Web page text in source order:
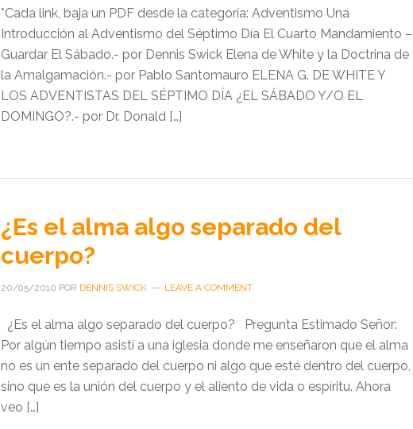
*Cada link, baja un PDF desde la categoría: Adventismo Una
Introducción al Adventismo del Séptimo Día El Cuarto Mandamiento –
Guardar El Sábado.- por Dennis Swick Elena de White y la Doctrina de
la Amalgamación.- por Pablo Santomauro ELENA G. DE WHITE Y
LOS ADVENTISTAS DEL SÉPTIMO DÍA ¿EL SÁBADO Y/O EL
DOMINGO?.- por Dr. Donald […]
¿Es el alma algo separado del
cuerpo?
20/05/2010 POR DENNIS SWICK LEAVE A COMMENT
¿Es el alma algo separado del cuerpo? Pregunta Estimado Señor:
Por algún tiempo asistí a una iglesia donde me enseñaron que el alma
no es un ente separado del cuerpo ni algo que esté dentro del cuerpo,
sino que es la unión del cuerpo y el aliento de vida o espíritu. Ahora
veo […]